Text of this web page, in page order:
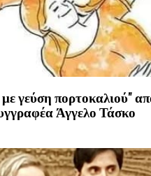
γεύση πορτοκαλιού”
Άγγελο Τάσκο